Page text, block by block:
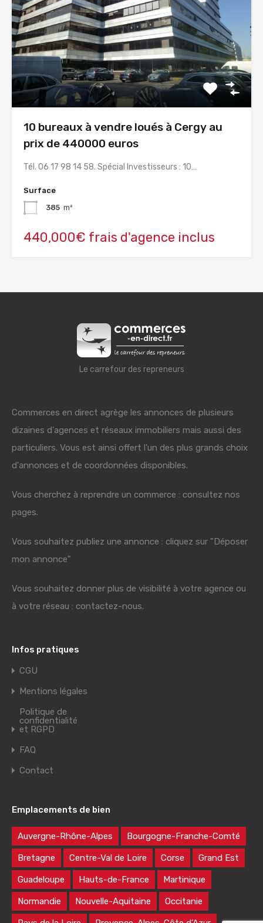
10 bureaux à vendre loués à Cergy au
prix de 440000 euros
Tél. 06 17 98 14 58. Spécial Investisseurs : 10…
Surface
385 m²
440,000€ frais d'agence inclus
Le carrefour des repreneurs
Commerces en direct agrège les annonces de plusieurs
dizaines d'agences et réseaux immobiliers mais aussi des
particuliers. Vous est ainsi offert l'un des plus grands choix
d'annonces et de coordonnées disponibles.
Vous cherchez à reprendre un commerce : consultez nos
pages.
Vous souhaitez publiez une annonce : cliquez sur "Déposer
mon annonce"
Vous souhaitez donner plus de visibilité à votre agence ou
à votre réseau : contactez-nous.
Infos pratiques
CGU
Mentions légales
Politique de
confidentialité
et RGPD
FAQ
Contact
Emplacements de bien
Auvergne-Rhône-Alpes Bourgogne-Franche-Comté
Bretagne Centre-Val de Loire Corse Grand Est
Guadeloupe Hauts-de-France Martinique
Normandie Nouvelle-Aquitaine Occitanie